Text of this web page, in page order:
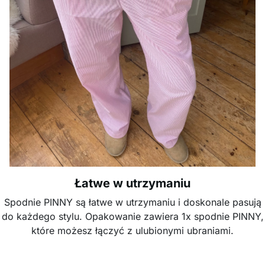
Łatwe w utrzymaniu
Spodnie PINNY są łatwe w utrzymaniu i doskonale pasują
do każdego stylu. Opakowanie zawiera 1x spodnie PINNY,
które możesz łączyć z ulubionymi ubraniami.